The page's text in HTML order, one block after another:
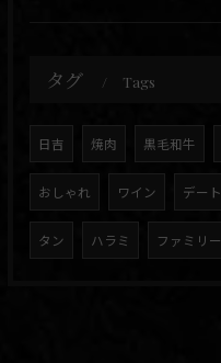
タグ Tags
日吉 焼肉 黒毛和牛
おしゃれ ワイン デート
タン ハラミ ファミリー